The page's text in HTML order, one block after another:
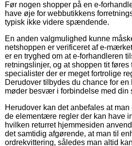
Før nogen shopper på en e-
have øje for webbutikkens
typisk ikke videre spændende.
En anden valgmulighed kunne
netshoppen er verificeret af e-
er en tryghed om at e-forhandleren
retningslinjer, og at shoppen tit føres
specialister der er meget fortrolige
Derudover tilbydes du chance for
møder besvær i forbindelse med din
Herudover kan det anbefales at
de elementære regler der kan have
hvilken returret hjemmesiden
det samtidig afgørende, at man til
ordrekvittering, således man altid